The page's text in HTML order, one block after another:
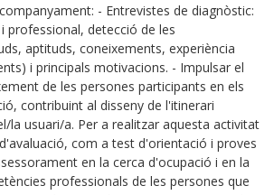
- Entrevistes de diagnòstic:
professional, detecció de les
aptituds, coneixements, experiència
i principals motivacions. - Impulsar el
de les persones participants en els
contribuint al disseny de l'itinerari
la usuari/a. Per a realitzar aquesta activitat
com a test d'orientació i proves
en la cerca d'ocupació i en la
professionals de les persones que